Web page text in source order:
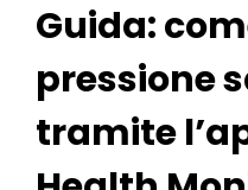
Guida:
pressione
tramite